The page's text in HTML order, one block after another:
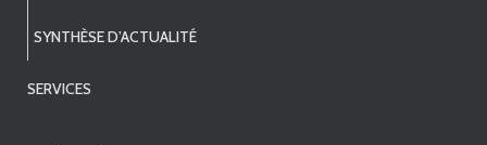
SYNTHÈSE D’ACTUALITÉ
SERVICES